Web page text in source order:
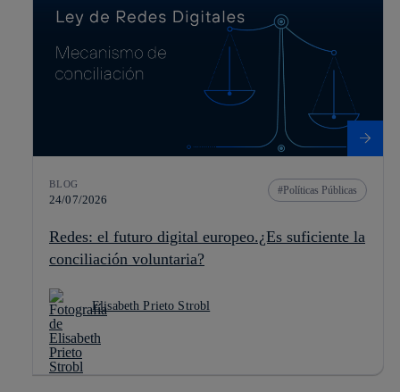
BLOG
24/07/2026
Políticas Públicas
Redes: el futuro digital europeo.¿Es suficiente la
conciliación voluntaria?
Elisabeth Prieto Strobl